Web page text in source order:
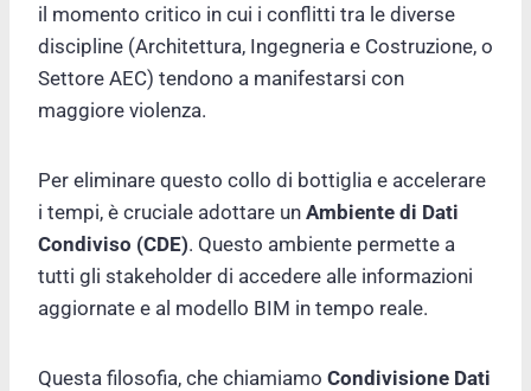
il momento critico in cui i conflitti tra le diverse
discipline (Architettura, Ingegneria e Costruzione, o
Settore AEC) tendono a manifestarsi con
maggiore violenza.
Per eliminare questo collo di bottiglia e accelerare
i tempi, è cruciale adottare un Ambiente di Dati
Condiviso (CDE). Questo ambiente permette a
tutti gli stakeholder di accedere alle informazioni
aggiornate e al modello BIM in tempo reale.
Questa filosofia, che chiamiamo Condivisione Dati